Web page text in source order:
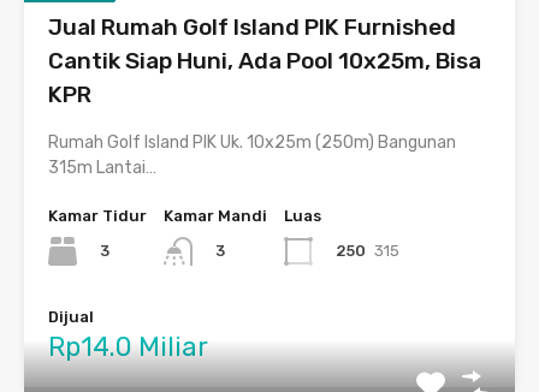
Jual Rumah Golf Island PIK Furnished
Cantik Siap Huni, Ada Pool 10x25m, Bisa
KPR
Rumah Golf Island PIK Uk. 10x25m (250m) Bangunan
315m Lantai…
Kamar Tidur
3
Kamar Mandi
3
Luas
250 315
Dijual
Rp14.0 Miliar